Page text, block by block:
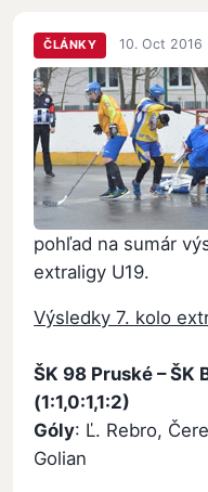
ČLÁNKY 10. Oct 2016
pohľad na sumár
extraligy U19.
Výsledky 7. kolo
ŠK 98 Pruské – ŠK
(1:1,0:1,1:2)
Góly: Ľ. Rebro,
Golian